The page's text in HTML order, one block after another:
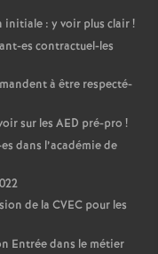
initiale : y voir plus clair!
es contractuel-les
à être respecté-
sur les AED pré-pro !
dans l’académie de
de la CVEC pour les
Entrée dans le métier